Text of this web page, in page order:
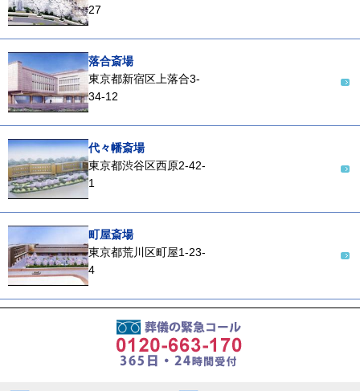
27
落合斎場
東京都新宿区上落合3-
34-12
代々幡斎場
東京都渋谷区西原2-42-
1
町屋斎場
東京都荒川区町屋1-23-
4